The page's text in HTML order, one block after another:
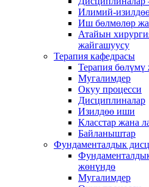
Илимий-
Иш бөлмөлөр
Атайын
жайгашуусу
Терапия кафедрасы
Терапия
Мугалимдер
Окуу процесси
Дисциплиналар
Изилдөө иши
Класстар жана
Байланыштар
Фундаменталдык
жөнүндө
Мугалимдер